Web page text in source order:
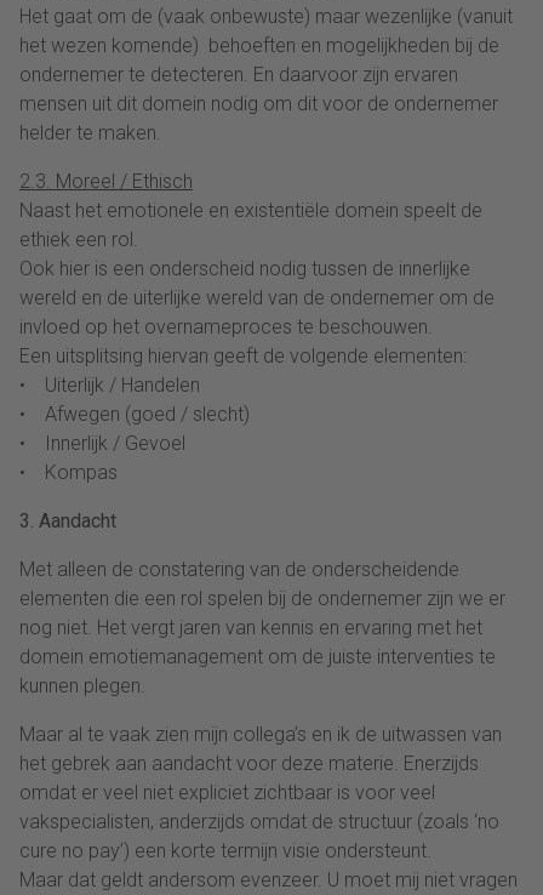
Het gaat om de (vaak onbewuste) maar wezenlijke (vanuit
het wezen komende) behoeften en mogelijkheden bij de
ondernemer te detecteren. En daarvoor zijn ervaren
mensen uit dit domein nodig om dit voor de ondernemer
helder te maken.
2.3. Moreel / Ethisch
Naast het emotionele en existentiële domein speelt de
ethiek een rol.
Ook hier is een onderscheid nodig tussen de innerlijke
wereld en de uiterlijke wereld van de ondernemer om de
invloed op het overnameproces te beschouwen.
Een uitsplitsing hiervan geeft de volgende elementen:
• Uiterlijk / Handelen
• Afwegen (goed / slecht)
• Innerlijk / Gevoel
• Kompas
3. Aandacht
Met alleen de constatering van de onderscheidende
elementen die een rol spelen bij de ondernemer zijn we er
nog niet. Het vergt jaren van kennis en ervaring met het
domein emotiemanagement om de juiste interventies te
kunnen plegen.
Maar al te vaak zien mijn collega’s en ik de uitwassen van
het gebrek aan aandacht voor deze materie. Enerzijds
omdat er veel niet expliciet zichtbaar is voor veel
vakspecialisten, anderzijds omdat de structuur (zoals ‘no
cure no pay’) een korte termijn visie ondersteunt.
Maar dat geldt andersom evenzeer. U moet mij niet vragen